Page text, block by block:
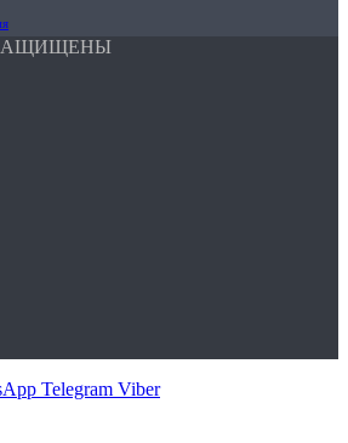
ЗАЩИЩЕНЫ
Telegram Viber